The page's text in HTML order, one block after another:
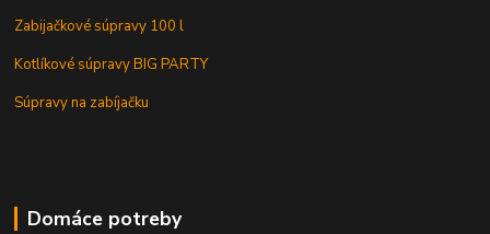
Zabijačkové súpravy 100 l
Kotlíkové súpravy BIG PARTY
Súpravy na zabíjačku
Domáce potreby